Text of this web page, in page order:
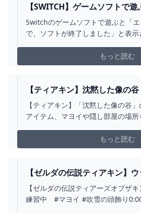
【SWITCH】ゲームソフトで
生したので、ソフトが終了しま
ます。
Switchのゲームソフトで遊ぶと「
で、ソフトが終了しました」と表示
もっと読む
【ティアキン】沈黙した像の谷 洞窟 - ゼルダの伝
説 ティアーズオブザキングダム 攻
キン ： ヘイグ攻略まとめWIKI
【ティアキン】「沈黙した像の谷
アイテム、マヨイや隠し部屋の場所
もっと読む
【ゼルダの伝説ティアキン】
イ＋吹雪の頭飾り） -
【ゼルダの伝説ティアーズオブザ
練習中 #マヨイ #吹雪の頭飾り